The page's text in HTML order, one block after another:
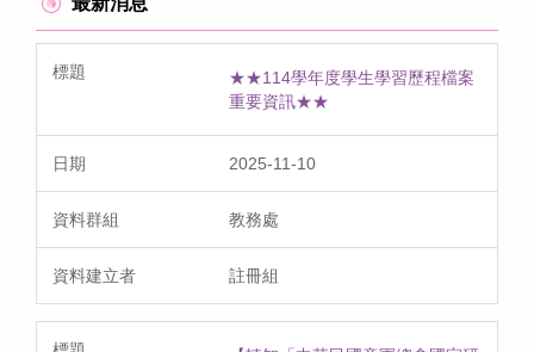
★★114學年度學生學習歷程檔案
重要資訊★★
2025-11-10
教務處
註冊組